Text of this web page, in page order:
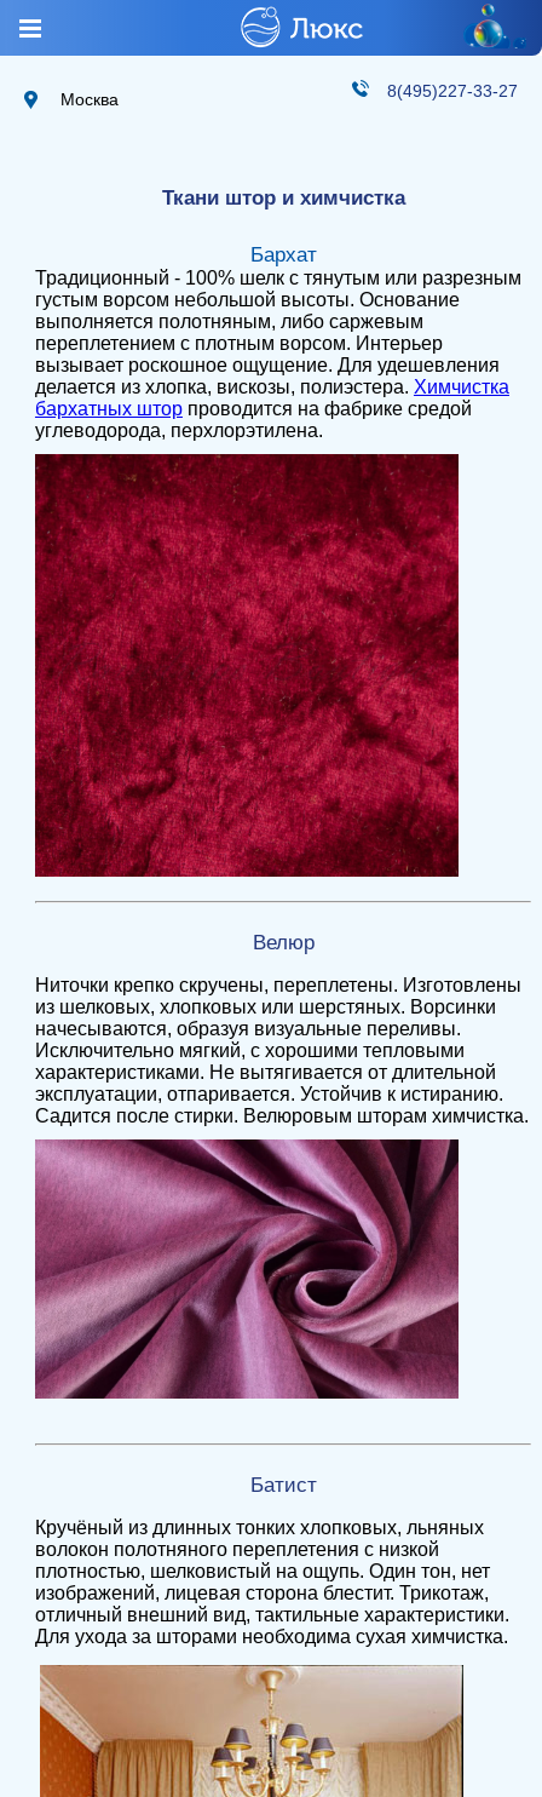
Москва 8(495)227-33-27
Ткани штор и химчистка
Бархат
Традиционный - 100% шелк с тянутым или разрезным
густым ворсом небольшой высоты. Основание
выполняется полотняным, либо саржевым
переплетением с плотным ворсом. Интерьер
вызывает роскошное ощущение. Для удешевления
делается из хлопка, вискозы, полиэстера. Химчистка
бархатных шторпроводится на фабрике средой
углеводорода, перхлорэтилена.
Велюр
Ниточки крепко скручены, переплетены. Изготовлены
из шелковых, хлопковых или шерстяных. Ворсинки
начесываются, образуя визуальные переливы.
Исключительно мягкий, с хорошими тепловыми
характеристиками. Не вытягивается от длительной
эксплуатации, отпаривается. Устойчив к истиранию.
Садится после стирки. Велюровым шторам химчистка.
Батист
Кручёный из длинных тонких хлопковых, льняных
волокон полотняного переплетения с низкой
плотностью, шелковистый на ощупь. Один тон, нет
изображений, лицевая сторона блестит. Трикотаж,
отличный внешний вид, тактильные характеристики.
Для ухода за шторами необходима сухая химчистка.